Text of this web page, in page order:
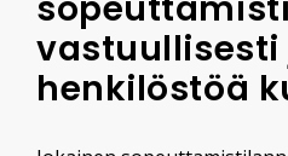
vastuullisesti
henkilöstöä